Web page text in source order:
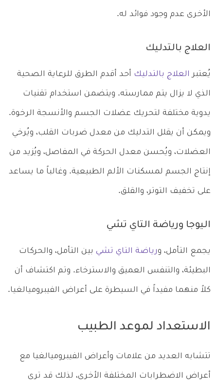
الأخرى عدم وجود فوائد له.
العلاج بالتدليك
يُعتبر العلاج بالتدليك أحد أقدم الطرق للرعاية الصحية
الذي لا يزال يتم ممارسته. ويتضمن استخدام تقنيات
يدوية مختلفة لتحريك عضلات الجسم والأنسجة الرخوة.
ويمكن أن يقلل التدليك من معدل ضربات القلب، ويُرخي
العضلات، ويُحسن معدل الحركة في المفاصل، ويُزيد من
إنتاج الجسم لمسكنات الألم الطبيعية. وغالباً ما يساعد
على تخفيف التوتر، والقلق.
اليوجا ورياضة التاي تشي
يجمع التأمل، ورياضة التاي تشي بين التأمل، والحركات
البطيئة، والتنفس العميق والاسترخاء. وتم اكتشاف أن
كلاً منهما مفيداً في السيطرة على أعراض الفيبروميالغيا.
الاستعداد لموعد الطبيب
تتشابه العديد من علامات وأعراض الفيبروميالغيا مع
أعراض الاضطرابات المختلفة الأخرى، لذلك قد ترى